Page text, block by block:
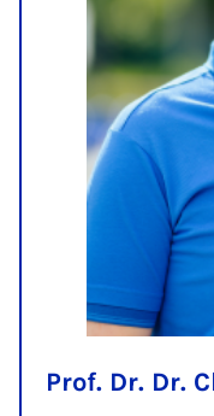
Prof. Dr. Dr.